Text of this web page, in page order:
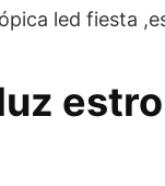
led fiesta